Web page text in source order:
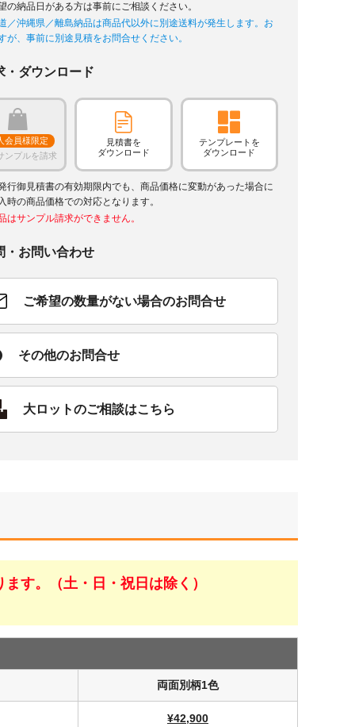
の納品日がある方は事前にご相談ください。
／沖縄県／離島納品は商品代以外に別途送料が発生します。お
が、事前に別途見積をお問合せください。
・ダウンロード
会員様限定
ンプルを請求
見積書を
ダウンロード
テンプレートを
ダウンロード
行御見積書の有効期限内でも、商品価格に変動があった場合に
時の商品価格での対応となります。
はサンプル請求ができません。
・お問い合わせ
ご希望の数量がない場合のお問合せ
その他のお問合せ
大ロットのご相談はこちら
す。（土・日・祝日は除く）
両面別柄1色
¥42,900